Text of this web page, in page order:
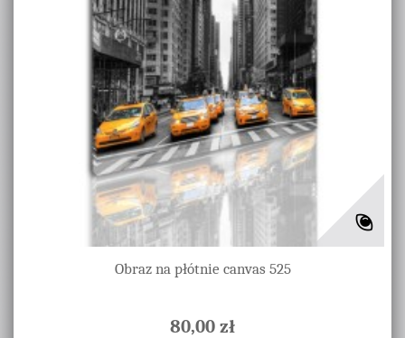
Obraz na płótnie canvas 525
80,00 zł